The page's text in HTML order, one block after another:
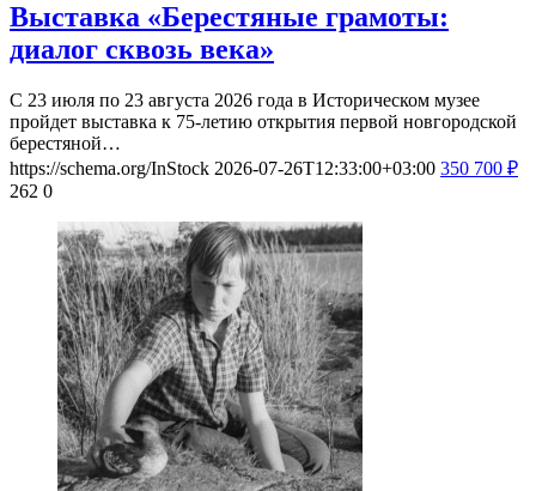
Выставка «Берестяные грамоты:
диалог сквозь века»
С 23 июля по 23 августа 2026 года в Историческом музее
пройдет выставка к 75-летию открытия первой новгородской
берестяной…
https://schema.org/InStock 2026-07-26T12:33:00+03:00 350 700 ₽
262 0